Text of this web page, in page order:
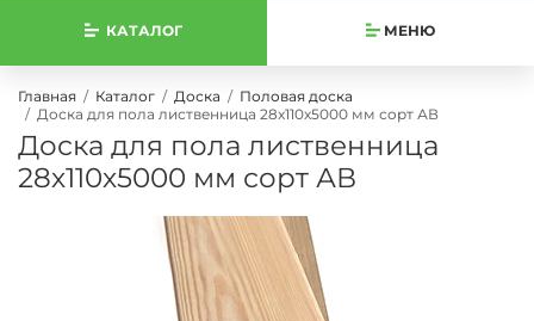
КАТАЛОГ МЕНЮ
Главная Каталог Доска
Половая доска
Доска для пола лиственница 28х110х5000 мм сорт АВ
Доска для пола лиственница
28х110х5000 мм сорт АВ